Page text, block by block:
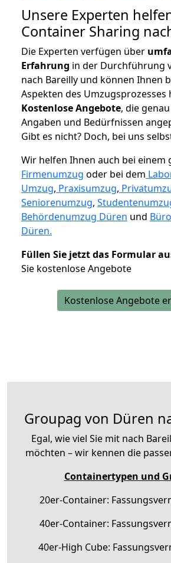
Unsere Experten
Container Sharing
Die Experten verfügen über
Erfahrung in der Durchführung
nach Bareilly und können Ihnen
Aspekten des Umzugsprozesses
Kostenlose Angebote, die
Angaben und Bedürfnissen
Gibt es nicht? Doch, bei uns
Wir helfen Ihnen auch bei einem
Firmenumzug oder bei dem
Umzug, Praxisumzug,
Seniorenumzug,
Behördenumzug Düren und
Düren.
Füllen Sie jetzt das Formular
Sie kostenlose Angebote
Kostenlose Angebote
Groupag von Düren
Egal, wie viel Sie mit nach
möchten – wir kennen die
Containertypen und
20er-Container:
40er-Container:
40er-High Cube: